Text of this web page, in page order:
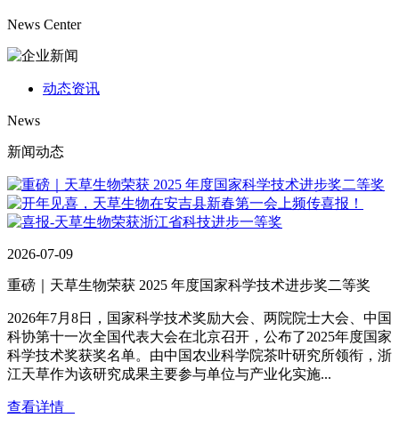
News Center
动态资讯
News
新闻动态
2026-07-09
重磅｜天草生物荣获 2025 年度国家科学技术进步奖二等奖
2026年7月8日，国家科学技术奖励大会、两院院士大会、中国
科协第十一次全国代表大会在北京召开，公布了2025年度国家
科学技术奖获奖名单。由中国农业科学院茶叶研究所领衔，浙
江天草作为该研究成果主要参与单位与产业化实施...
查看详情